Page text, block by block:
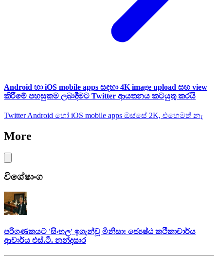
Android හා iOS mobile apps සඳහා 4K image upload සහ view
කිරීමේ පහසුකම ලබාදීමට Twitter ආයතනය කටයුතු කරයි
Twitter Android හෝ iOS mobile apps ඔස්සේ 2K, එහෙමත් නැ
More
විශේෂාංග
පරිගණකයට 'සිංහල' ඉගැන්වූ මිනිසා: ජ්‍යෙෂ්ඨ කථිකාචාර්ය
ආචාර්ය එස්.ටී. නන්දසාර